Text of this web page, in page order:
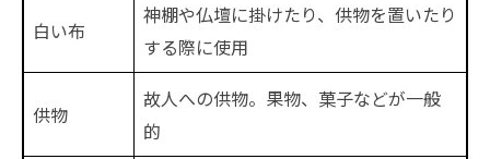
白い布
神棚や仏壇に掛けたり、供物を置いたり
する際に使用
供物
故人への供物。果物、菓子などが一般
的